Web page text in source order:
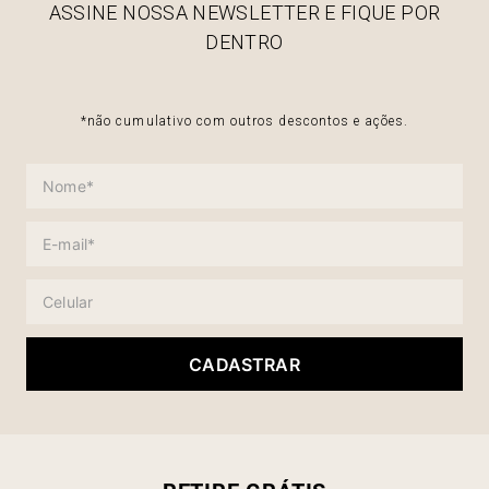
ASSINE NOSSA NEWSLETTER E FIQUE POR
DENTRO
*não cumulativo com outros descontos e ações.
CADASTRAR